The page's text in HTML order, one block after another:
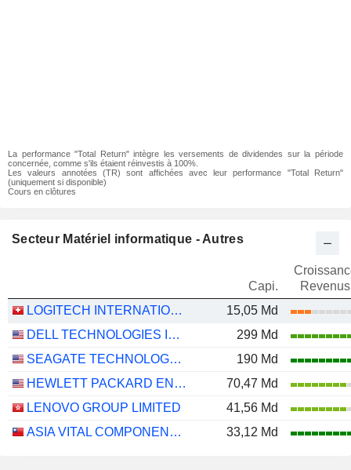
La performance "Total Return" intègre les versements de dividendes sur la période
concernée, comme s'ils étaient réinvestis à 100%.
Les valeurs annotées (TR) sont affichées avec leur performance "Total Return"
(uniquement si disponible)
Cours en clôtures
Secteur Matériel informatique - Autres
Capi.
Revenus
LOGITECH INTERNATIONAL S.A.
15,05 Md
DELL TECHNOLOGIES INC.
299 Md
SEAGATE TECHNOLOGY HOLDINGS PLC
190 Md
HEWLETT PACKARD ENTERPRISE COMPANY
70,47 Md
LENOVO GROUP LIMITED
41,56 Md
ASIA VITAL COMPONENTS CO., LTD.
33,12 Md